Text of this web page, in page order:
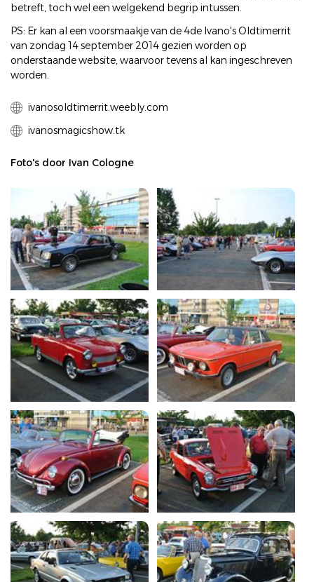
betreft, toch wel een welgekend begrip intussen.
PS: Er kan al een voorsmaakje van de 4de Ivano's Oldtimerrit
van zondag 14 september 2014 gezien worden op
onderstaande website, waarvoor tevens al kan ingeschreven
worden.
ivanosoldtimerrit.weebly.com
ivanosmagicshow.tk
Foto's door Ivan Cologne